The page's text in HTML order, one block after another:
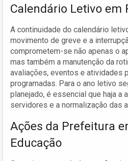
Calendário Letivo em
A continuidade do calendário
movimento de greve e a
comprometem-se não apenas o
mas também a manutenção da
avaliações, eventos e atividades
programadas. Para o ano letivo
planejado, é essencial que haja a
servidores e a normalização das
Ações da Prefeitura
Educação